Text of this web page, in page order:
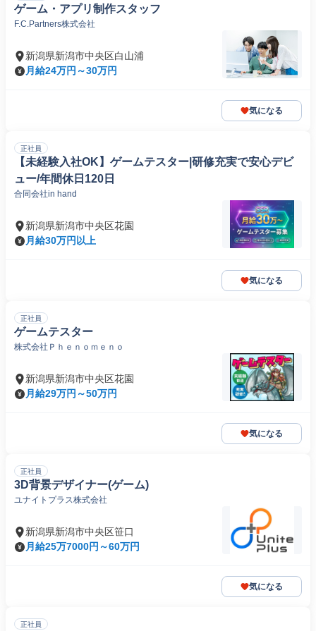
ゲーム・アプリ制作スタッフ
F.C.Partners株式会社
新潟県新潟市中央区白山浦
月給24万円～30万円
気になる
正社員
【未経験入社OK】ゲームテスター|研修充実で安心デビ
ュー/年間休日120日
合同会社in hand
新潟県新潟市中央区花園
月給30万円以上
気になる
正社員
ゲームテスター
株式会社Ｐｈｅｎｏｍｅｎｏ
新潟県新潟市中央区花園
月給29万円～50万円
気になる
正社員
3D背景デザイナー(ゲーム)
ユナイトプラス株式会社
新潟県新潟市中央区笹口
月給25万7000円～60万円
気になる
正社員